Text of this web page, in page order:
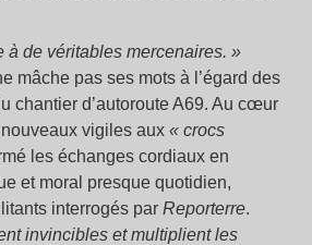
à de véritables mercenaires. »
mâche pas ses mots à l’égard des
chantier d’autoroute A69. Au cœur
nouveaux vigiles aux « crocs
les échanges cordiaux en
et moral presque quotidien,
interrogés par Reporterre.
invincibles et multiplient les